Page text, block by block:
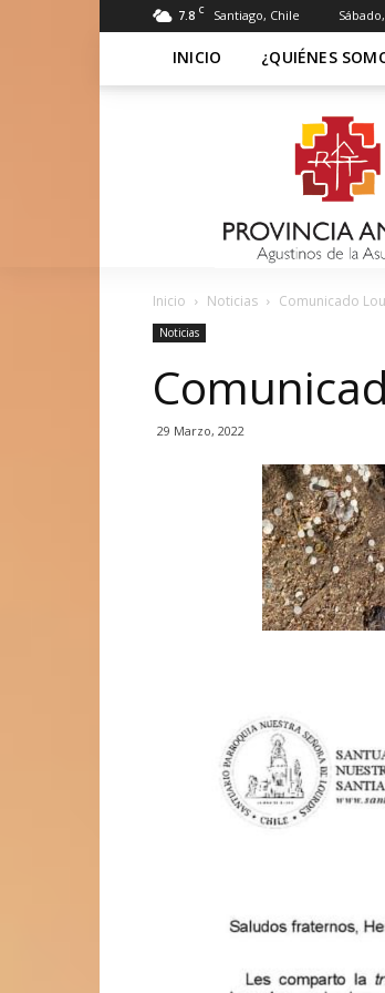
7.8 C Santiago, Chile
INICIO ¿QUIÉNES
Asuncionista
Inicio Noticias Comunicado
Noticias
29 Marzo, 2022